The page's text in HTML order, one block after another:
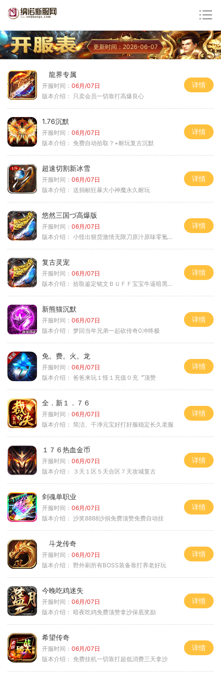
更新时间：2026-06-07
龍界专属
开服时间： 06月/07日
版本介绍： 只卖会员一切靠打高爆良心
详情
1.76沉默
开服时间： 06月/07日
版本介绍： 免费自动拾取？+耐玩复古沉默
详情
超速切割新冰雪
开服时间： 06月/07日
版本介绍： 送捐献狂暴大小神魔永久耐玩
详情
悠然三国づ高爆版
开服时间： 06月/07日
版本介绍： 小怪出狠货激情无限刀原汁原味零氪通关
详情
复古灵宠
开服时间： 06月/07日
版本介绍： 拾取鉴定铭文ＢＵＦＦ宝宝牛逼暗黑属性
详情
新熊猫沉默
开服时间： 06月/07日
版本介绍： 梦回当年兄弟一起砍传奇0冲终极
详情
免。费。火。龙
开服时间： 06月/07日
版本介绍： 爸爸来玩１怪１充值０充〞顶赞
详情
全．新１．７６
开服时间： 06月/07日
版本介绍： 简洁、干净元宝好打好服稳定长久老服
详情
１７６热血金币
开服时间： 06月/07日
版本介绍：
３天１区５天合区７天攻城复古
详情
剑魂单职业
开服时间： 06月/07日
版本介绍： 沙奖8888沙捐免费顶赞免费自动挂
详情
斗龙传奇
开服时间： 06月/07日
版本介绍： 野外刷所有BOSS装备靠打养老好玩
详情
今晚吃鸡迷失
开服时间： 06月/07日
版本介绍： 暗夜吃鸡免费顶赞拿沙保底奖励
详情
希望传奇
开服时间： 06月/07日
版本介绍： 免费挂机一切靠打超低消费三天拿沙
详情